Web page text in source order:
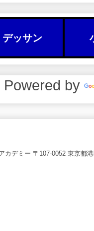
デッサン
Powered by
カデミー 〒107-0052 東京都